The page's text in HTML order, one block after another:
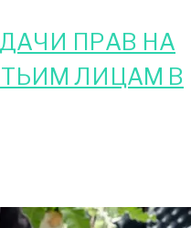
ПРАВ НА
ЛИЦАМ В